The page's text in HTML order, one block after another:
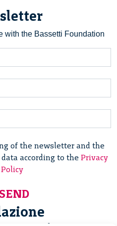
with the Bassetti Foundation
of the newsletter and the
according to the Privacy
Policy